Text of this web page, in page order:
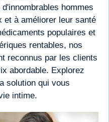
hommes
et à améliorer leur santé
populaires et
rentables, nos
reconnus par les clients
abordable. Explorez
solution qui vous
intime.